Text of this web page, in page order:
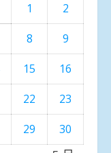
1
2
8
9
15
16
22
23
29 30